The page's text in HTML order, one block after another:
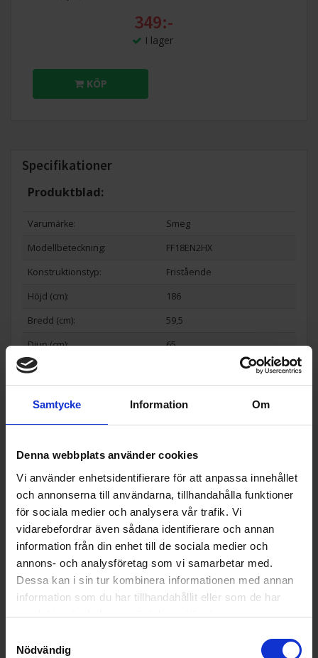
Samtycke Information Om
Denna webbplats använder cookies
Vi använder enhetsidentifierare för att anpassa innehållet
och annonserna till användarna, tillhandahålla funktioner
för sociala medier och analysera vår trafik. Vi
vidarebefordrar även sådana identifierare och annan
information från din enhet till de sociala medier och
annons- och analysföretag som vi samarbetar med.
Dessa kan i sin tur kombinera informationen med annan
information som du har tillhandahållit eller som de har
samlat in när du har använt deras tjänster.
Nödvändig
349:-
I lager
KÖP
Specifikationer
Produktblad:
Varumärke:
Smeg
Modellbeteckning:
FF18EN2HX
Konstruktionstyp:
Fristående
Höjd (cm):
186
Bredd (cm):
59,5
Djup (cm):
65
Energieffektivitetsklass:
ustiskt buller:
Ljudnivå:
41 decibel A (regn mot ett fön
år):
Klimatklass:
SN, T
Lägsta omgivningstemperatur
(°C) produkten är lämpad:
10
Högsta omgivningstemperatu
r (°C) produkten är lämpad:
43
Frysen stjärnmärkning:
4